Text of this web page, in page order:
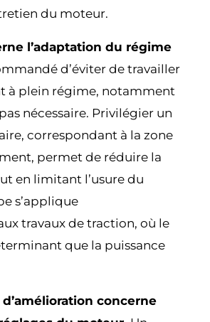
du moteur.
l’adaptation du régime
d’éviter de travailler
à plein régime, notamment
nécessaire. Privilégier un
correspondant à la zone
permet de réduire la
en limitant l’usure du
s’applique
travaux de traction, où le
que la puissance
concerne